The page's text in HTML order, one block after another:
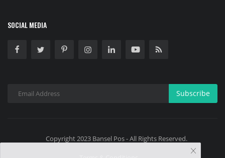
SOCIAL MEDIA
Subscribe
Copyright 2023 Bansel Pos - All Rights Reserved.